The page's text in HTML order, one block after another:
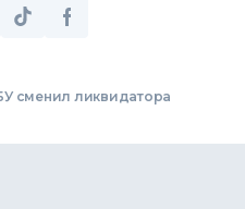
сменил ликвидатора